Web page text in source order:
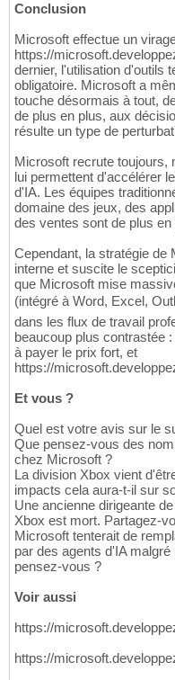
Conclusion
Microsoft effectue un
https://
dernier, l'utilisation d'outils
obligatoire. Microsoft a
touche désormais à tout,
de plus en plus, aux
résulte un type de
Microsoft recrute toujours,
lui permettent d'accélérer
d'IA. Les équipes
domaine des jeux, des
des ventes sont de plus en
Cependant, la stratégie de
interne et suscite le
que Microsoft mise
(intégré à Word, Excel,
dans les flux de travail
beaucoup plus contrastée
à payer le prix fort, et
https://
Et vous ?
Quel est votre avis sur le
Que pensez-vous des
chez Microsoft ?
La division Xbox vient
impacts cela aura-t-il sur
Une ancienne dirigeante
Xbox est mort. Partagez-
Microsoft tenterait de
par des agents d'IA
pensez-vous ?
Voir aussi
https://
https://